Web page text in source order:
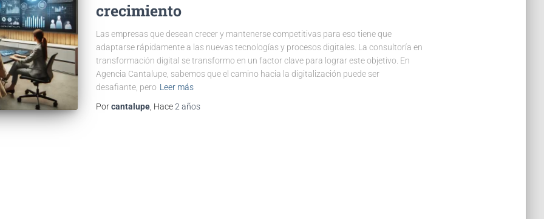
crecimiento
Las empresas que desean crecer y mantenerse competitivas para eso tiene que
adaptarse rápidamente a las nuevas tecnologías y procesos digitales. La consultoría en
transformación digital se transformo en un factor clave para lograr este objetivo. En
Agencia Cantalupe, sabemos que el camino hacia la digitalización puede ser
desafiante, pero Leer más
Porcantalupe, Hace2 años